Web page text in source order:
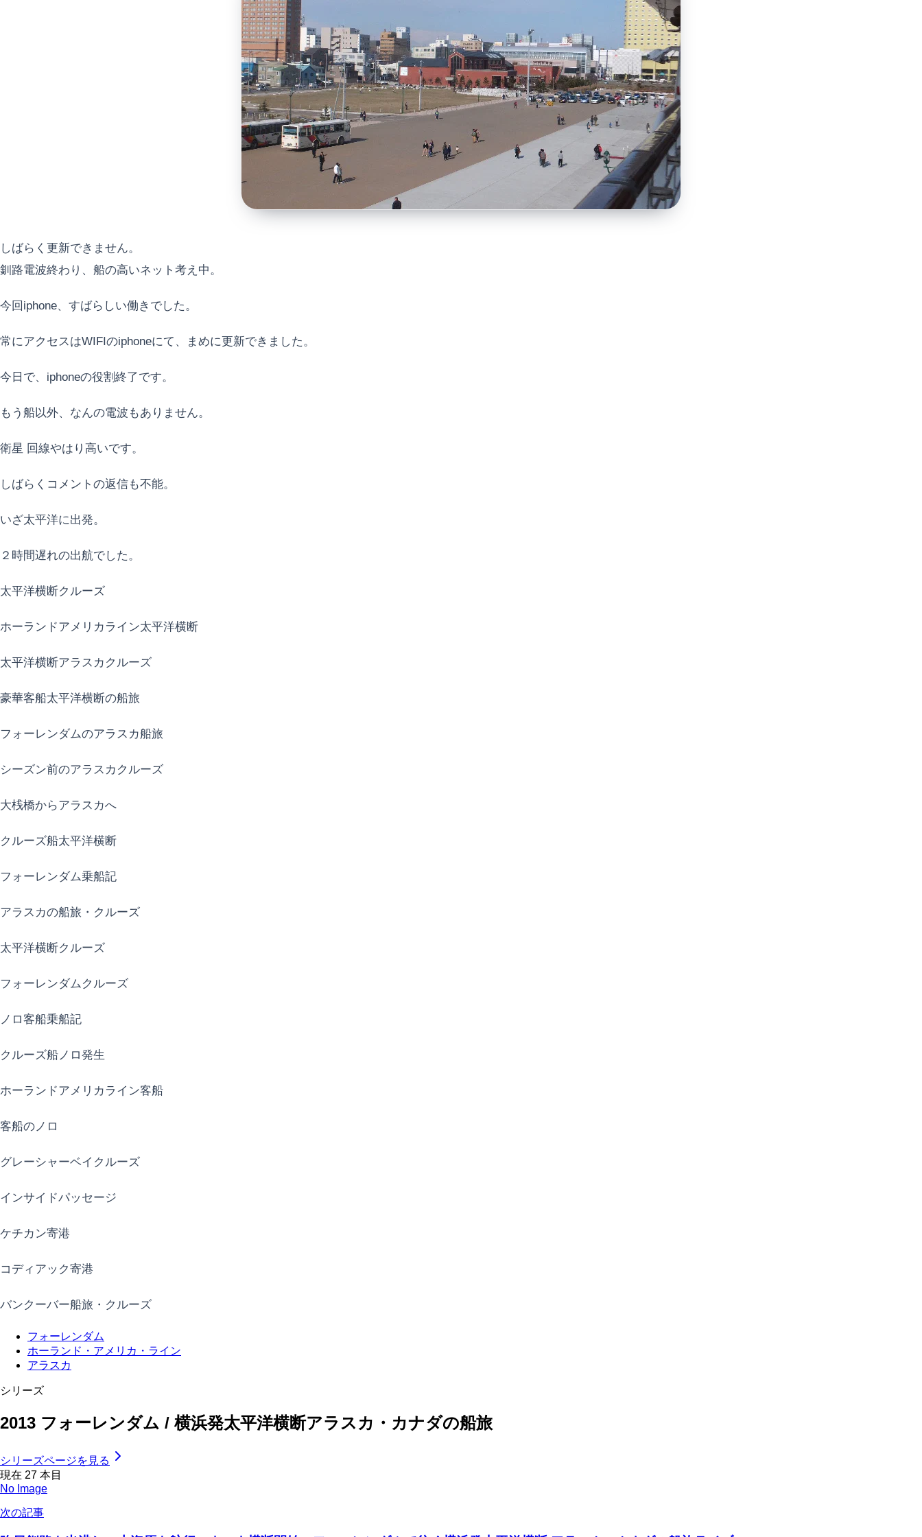
しばらく更新できません。
釧路電波終わり、船の高いネット考え中。
今回iphone、すばらしい働きでした。
常にアクセスはWIFIのiphoneにて、まめに更新できました。
今日で、iphoneの役割終了です。
もう船以外、なんの電波もありません。
衛星 回線やはり高いです。
しばらくコメントの返信も不能。
いざ太平洋に出発。
２時間遅れの出航でした。
太平洋横断クルーズ
ホーランドアメリカライン太平洋横断
太平洋横断アラスカクルーズ
豪華客船太平洋横断の船旅
フォーレンダムのアラスカ船旅
シーズン前のアラスカクルーズ
大桟橋からアラスカへ
クルーズ船太平洋横断
フォーレンダム乗船記
アラスカの船旅・クルーズ
太平洋横断クルーズ
フォーレンダムクルーズ
ノロ客船乗船記
クルーズ船ノロ発生
ホーランドアメリカライン客船
客船のノロ
グレーシャーベイクルーズ
インサイドパッセージ
ケチカン寄港
コディアック寄港
バンクーバー船旅・クルーズ
フォーレンダム
ホーランド・アメリカ・ライン
アラスカ
シリーズ
2013 フォーレンダム / 横浜発太平洋横断アラスカ・カナダの船旅
シリーズページを見る
現在 27 本目
No Image
次の記事